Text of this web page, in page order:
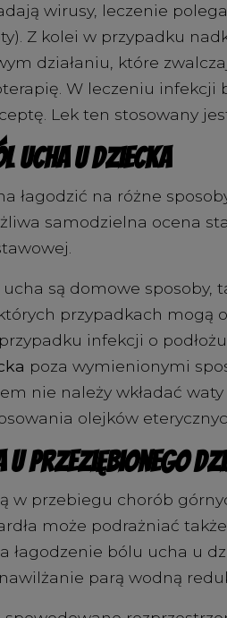
wirusy, leczenie
Z kolei w przypadku
działaniu, które
W leczeniu
Lek ten stosowany
ucha u dziecka
łagodzić na różne
samodzielna ocena
są domowe sposoby,
przypadkach mogą
infekcji o
poza wymienionymi
nie należy wkładać
olejków
przeziębionego
w przebiegu chorób
może podrażniać
łagodzenie bólu ucha u
parą wodną